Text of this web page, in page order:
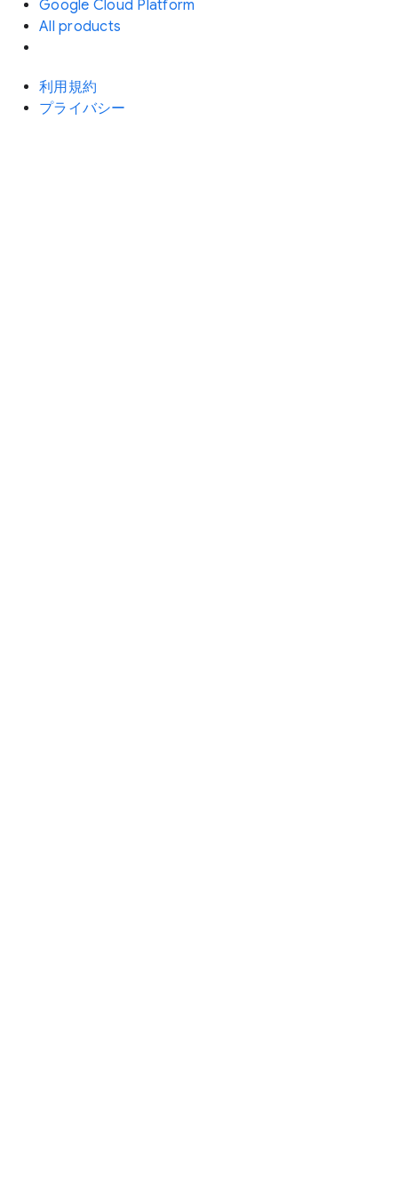
Google Cloud Platform
All products
利用規約
プライバシー